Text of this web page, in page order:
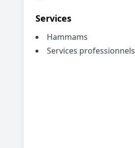
Services
Hammams
Services professionnels